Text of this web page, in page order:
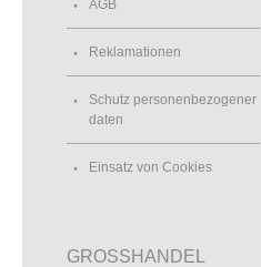
AGB
Reklamationen
Schutz personenbezogener
daten
Einsatz von Cookies
GROSSHANDEL